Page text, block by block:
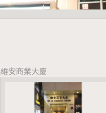
維安商業大廈